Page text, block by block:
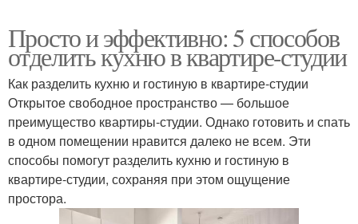
Просто и эффективно: 5 способов
отделить кухню в квартире-студии
Как разделить кухню и гостиную в квартире-студии
Открытое свободное пространство — большое
преимущество квартиры-студии. Однако готовить и спать
в одном помещении нравится далеко не всем. Эти
способы помогут разделить кухню и гостиную в
квартире-студии, сохраняя при этом ощущение
простора.